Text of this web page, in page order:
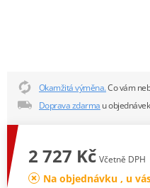
Okamžitá výměna.Co vám
Doprava zdarma u
2 727 Kč Včetně DPH
Na objednávku , u